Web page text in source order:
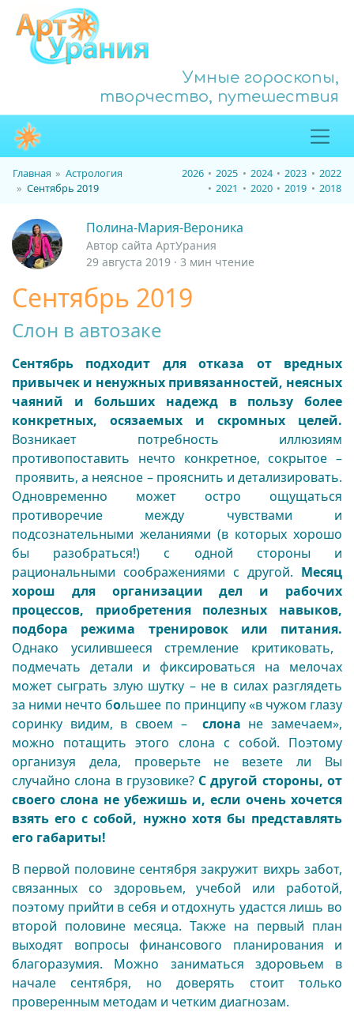
Умные гороскопы,
творчество, путешествия
Главная
Астрология
Сентябрь 2019
2026 2025 2024 2023
2022
2021
2020 2019 2018
Полина-Мария-Вероника
Автор сайта АртУрания
29 августа 2019 · 3 мин чтение
Сентябрь 2019
Слон в автозаке
Сентябрь подходит для отказа от вредных
привычек и ненужных привязанностей, неясных
чаяний и больших надежд в пользу более
конкретных, осязаемых и скромных целей.
Возникает потребность иллюзиям
противопоставить нечто конкретное, сокрытое –
проявить, а неясное – прояснить и детализировать.
Одновременно может остро ощущаться
противоречие между чувствами и
подсознательными желаниями (в которых хорошо
бы разобраться!) с одной стороны и
рациональными соображениями с другой. Месяц
хорош для организации дел и рабочих
процессов, приобретения полезных навыков,
подбора режима тренировок или питания.
Однако усилившееся стремление критиковать,
подмечать детали и фиксироваться на мелочах
может сыграть злую шутку – не в силах разглядеть
за ними нечто большее по принципу «в чужом глазу
соринку видим, в своем – слона не замечаем»,
можно потащить этого слона с собой. Поэтому
организуя дела, проверьте не везете ли Вы
случайно слона в грузовике? С другой стороны, от
своего слона не убежишь и, если очень хочется
взять его с собой, нужно хотя бы представлять
его габариты!
В первой половине сентября закружит вихрь забот,
связанных со здоровьем, учебой или работой,
поэтому прийти в себя и отдохнуть удастся лишь во
второй половине месяца. Также на первый план
выходят вопросы финансового планирования и
благоразумия. Можно заниматься здоровьем в
начале сентября, но доверять стоит только
проверенным методам и четким диагнозам.